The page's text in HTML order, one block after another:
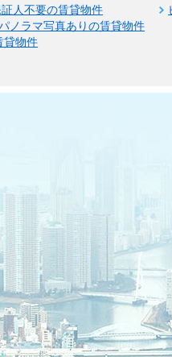
人不要の賃貸物件
ノラマ写真ありの賃貸物件
貸物件